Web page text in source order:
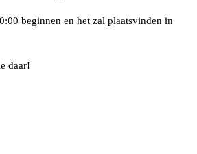
beginnen en het zal plaatsvinden in
daar!